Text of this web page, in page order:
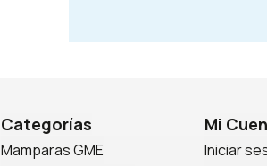
Categorías
Mamparas GME
Mi
Iniciar